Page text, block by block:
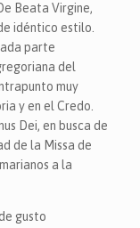
Beata Virgine,
idéntico estilo.
parte
del
muy
y en el Credo.
Dei, en busca de
de la Missa de
a la
gusto